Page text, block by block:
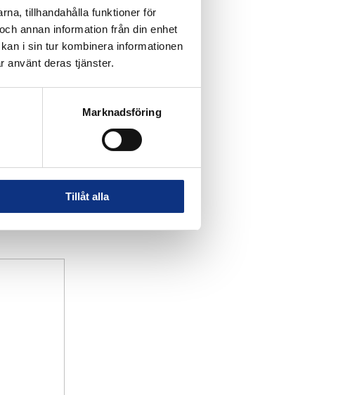
tillhandahålla funktioner för
annan information från din enhet
i sin tur kombinera informationen
använt deras tjänster.
Marknadsföring
Tillåt alla